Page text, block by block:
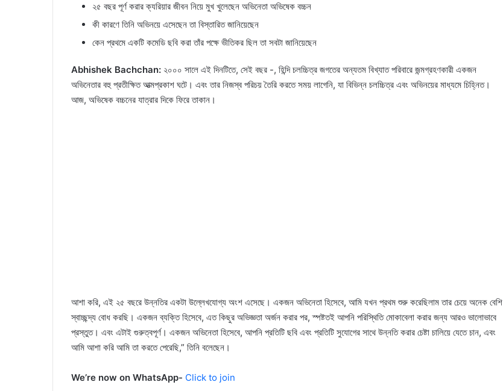
২৫ বছর পূর্ণ করার ক্যরিয়ার জীবন নিয়ে মুখ খুলেছেন অভিনেতা অভিষেক বচ্চন
কী কারণে তিনি অভিনয়ে এসেছেন তা বিস্তারিত জানিয়েছেন
কেন প্রথমে একটি কমেডি ছবি করা তাঁর পক্ষে ভীতিকর ছিল তা সবটা জানিয়েছেন
Abhishek Bachchan: ২০০০ সালে এই দিনটিতে, সেই বছর -, হিন্দি চলচ্চিত্র জগতের অন্যতম বিখ্যাত পরিবারে জন্মগ্রহণকারী একজন
অভিনেতার বহু প্রতীক্ষিত আত্মপ্রকাশ ঘটে। এবং তার নিজস্ব পরিচয় তৈরি করতে সময় লাগেনি, যা বিভিন্ন চলচ্চিত্র এবং অভিনয়ের মাধ্যমে চিহ্নিত।
আজ, অভিষেক বচ্চনের যাত্রার দিকে ফিরে তাকান।
আশা করি, এই ২৫ বছরে উন্নতির একটা উল্লেখযোগ্য অংশ এসেছে। একজন অভিনেতা হিসেবে, আমি যখন প্রথম শুরু করেছিলাম তার চেয়ে অনেক বেশি
স্বাচ্ছন্দ্য বোধ করছি। একজন ব্যক্তি হিসেবে, এত কিছুর অভিজ্ঞতা অর্জন করার পর, স্পষ্টতই আপনি পরিস্থিতি মোকাবেলা করার জন্য আরও ভালোভাবে
প্রস্তুত। এবং এটাই গুরুত্বপূর্ণ। একজন অভিনেতা হিসেবে, আপনি প্রতিটি ছবি এবং প্রতিটি সুযোগের সাথে উন্নতি করার চেষ্টা চালিয়ে যেতে চান, এবং
আমি আশা করি আমি তা করতে পেরেছি,” তিনি বলেছেন।
We’re now on WhatsApp- Click to join